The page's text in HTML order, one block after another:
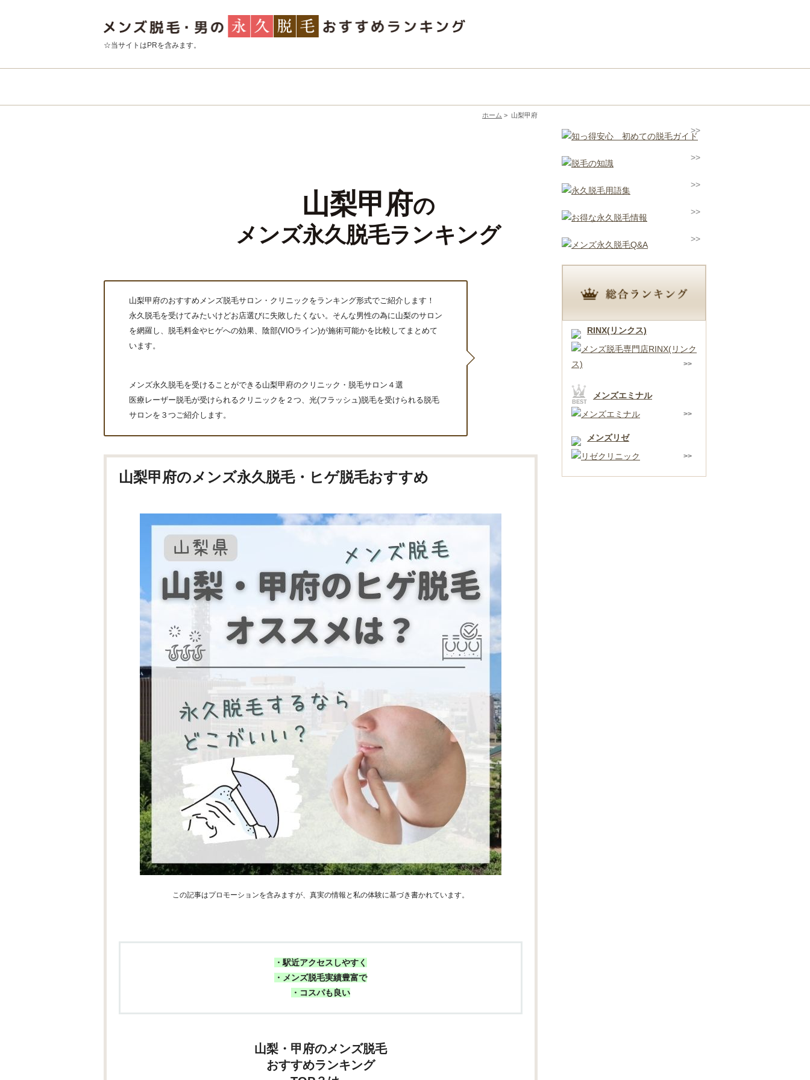
☆当サイトはPRを含みます。
ホーム > 山梨甲府
山梨甲府の
メンズ永久脱毛ランキング
山梨甲府のおすすめメンズ脱毛サロン・クリニックをランキング形式でご紹介します！
永久脱毛を受けてみたいけどお店選びに失敗したくない。そんな男性の為に山梨のサロン
を網羅し、脱毛料金やヒゲへの効果、陰部(VIOライン)が施術可能かを比較してまとめて
います。
メンズ永久脱毛を受けることができる山梨甲府のクリニック・脱毛サロン４選
医療レーザー脱毛が受けられるクリニックを２つ、光(フラッシュ)脱毛を受けられる脱毛
サロンを３つご紹介します。
山梨甲府のメンズ永久脱毛・ヒゲ脱毛おすすめ
この記事はプロモーションを含みますが、真実の情報と私の体験に基づき書かれています。
・駅近アクセスしやすく
・メンズ脱毛実績豊富で
・コスパも良い
山梨・甲府のメンズ脱毛
おすすめランキング
RINX(リンクス)
メンズエミナル
メンズリゼ